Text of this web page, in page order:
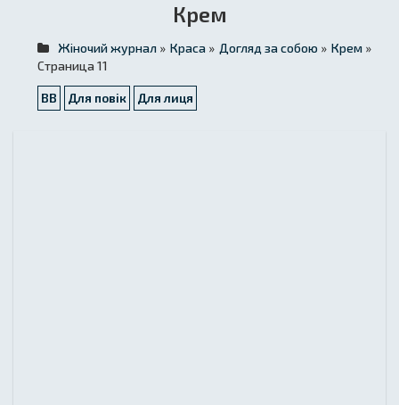
Крем
Жіночий журнал » Краса » Догляд за собою » Крем »
Страница 11
BB Для повік Для лиця